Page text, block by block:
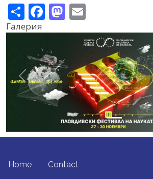
ShareFacebook
Mastodon
Галерия
Previous
FOOTER MENU
Home Contact